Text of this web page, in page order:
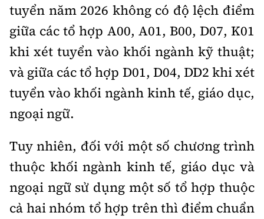
tuyển năm 2026 không có độ lệch điểm
giữa các tổ hợp A00, A01, B00, D07, K01
khi xét tuyển vào khối ngành kỹ thuật;
và giữa các tổ hợp D01, D04, DD2 khi xét
tuyển vào khối ngành kinh tế, giáo dục,
ngoại ngữ.
Tuy nhiên, đối với một số chương trình
thuộc khối ngành kinh tế, giáo dục và
ngoại ngữ sử dụng một số tổ hợp thuộc
cả hai nhóm tổ hợp trên thì điểm chuẩn